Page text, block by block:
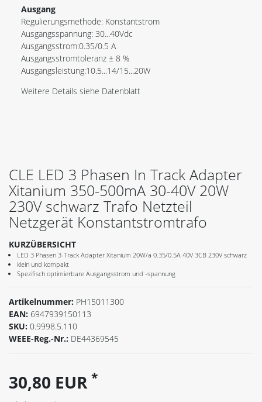
Ausgang
Regulierungsmethode: Konstantstrom
Ausgangsspannung: 30...40Vdc
Ausgangsstrom:0.35/0.5 A
Ausgangsstromtoleranz ± 8 %
Ausgangsleistung:10.5...14/15...20W
Weitere Details siehe Datenblatt
CLE LED 3 Phasen In Track Adapter
Xitanium 350-500mA 30-40V 20W
230V schwarz Trafo Netzteil
Netzgerät Konstantstromtrafo
KURZÜBERSICHT
LED 3 Phasen 3-Track Adapter Xitanium 20W/a 0.35/0.5A 40V 3CB 230V schwarz
klein und kompakt
Spezifisch optimierbare Ausgangsstrom und -spannung
Artikelnummer: PH15011300
EAN: 6947939150113
SKU: 0.9998.5.110
WEEE-Reg.-Nr.: DE44369545
30,80 EUR *